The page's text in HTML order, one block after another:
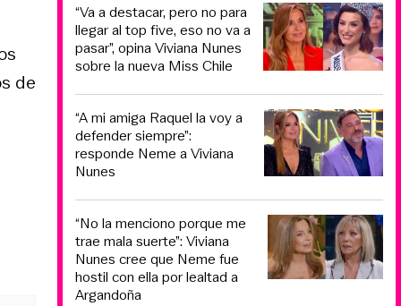
de
“Va a destacar, pero no para
llegar al top five, eso no va a
pasar”, opina Viviana Nunes
sobre la nueva Miss Chile
“A mi amiga Raquel la voy a
defender siempre”:
responde Neme a Viviana
Nunes
“No la menciono porque me
trae mala suerte”: Viviana
Nunes cree que Neme fue
hostil con ella por lealtad a
Argandoña